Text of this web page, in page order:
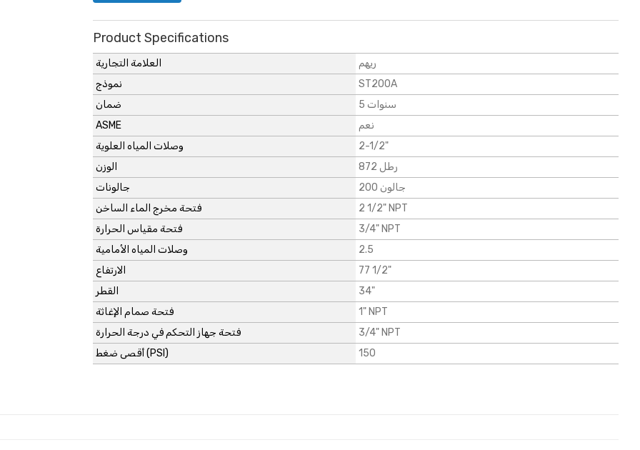
Product Specifications
العلامة التجارية
ريهم
نموذج
ST200A
ضمان
5 سنوات
ASME
نعم
وصلات المياه العلوية
2-1/2"
الوزن
872 رطل
جالونات
200 جالون
فتحة مخرج الماء الساخن
2 1/2" NPT
فتحة مقياس الحرارة
3/4" NPT
وصلات المياه الأمامية
2.5
الارتفاع
77 1/2"
القطر
34"
فتحة صمام الإغاثة
1" NPT
فتحة جهاز التحكم في درجة الحرارة
3/4" NPT
أقصى ضغط (PSI)
150